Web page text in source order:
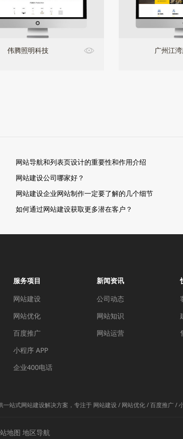
伟腾照明科技 广州江
网站导航和列表页设计的重要性和作用介绍
网站建设公司哪家好？
网站建设企业网站制作一定要了解的几个细节
如何通过网站建设获取更多潜在客户？
服务项目
网站建设
网站优化
百度推广
小程序 APP
企业400电话
新闻资讯
公司动态
网站知识
网站运营
站式网站建设解决方案，专注于 网站建设 / 网站优化 / 百度推广 /
地图 地区导航